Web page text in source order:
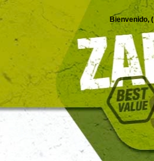
Bienvenido, (